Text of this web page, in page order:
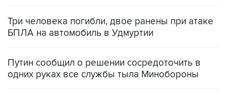
Три человека погибли, двое ранены при атаке
БПЛА на автомобиль в Удмуртии
Путин сообщил о решении сосредоточить в
одних руках все службы тыла Минобороны